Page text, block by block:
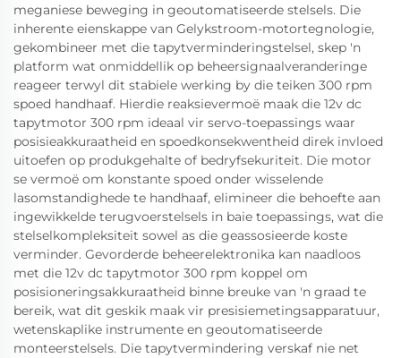
meganiese beweging in geoutomatiseerde stelsels. Die
inherente eienskappe van Gelykstroom-motortegnologie,
gekombineer met die tapytverminderingstelsel, skep 'n
platform wat onmiddellik op beheersignaalveranderinge
reageer terwyl dit stabiele werking by die teiken 300 rpm
spoed handhaaf. Hierdie reaksievermoë maak die 12v dc
tapytmotor 300 rpm ideaal vir servo-toepassings waar
posisieakkuraatheid en spoedkonsekwentheid direk invloed
uitoefen op produkgehalte of bedryfsekuriteit. Die motor
se vermoë om konstante spoed onder wisselende
lasomstandighede te handhaaf, elimineer die behoefte aan
ingewikkelde terugvoerstelsels in baie toepassings, wat die
stelselkompleksiteit sowel as die geassosieerde koste
verminder. Gevorderde beheerelektronika kan naadloos
met die 12v dc tapytmotor 300 rpm koppel om
posisioneringsakkuraatheid binne breuke van 'n graad te
bereik, wat dit geskik maak vir presisiemetingsapparatuur,
wetenskaplike instrumente en geoutomatiseerde
monteerstelsels. Die tapytvermindering verskaf nie net